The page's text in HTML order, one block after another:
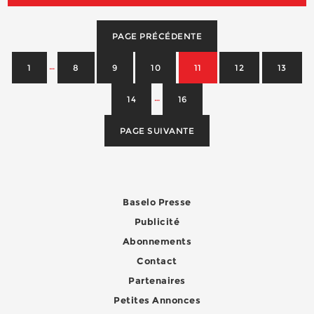
PAGE PRÉCÉDENTE
1 … 8 9 10 11 12 13
14 … 16
PAGE SUIVANTE
Baselo Presse
Publicité
Abonnements
Contact
Partenaires
Petites Annonces